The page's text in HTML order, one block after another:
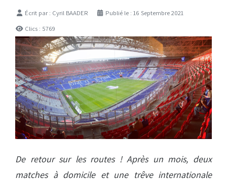
DétailsÉcrit par : Cyril BAADER
Publié le : 16 Septembre 2021
Clics : 5769
De retour sur les routes ! Après un mois, deux
matches à domicile et une trêve internationale